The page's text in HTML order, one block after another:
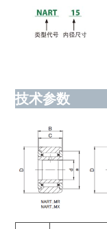
技术参数